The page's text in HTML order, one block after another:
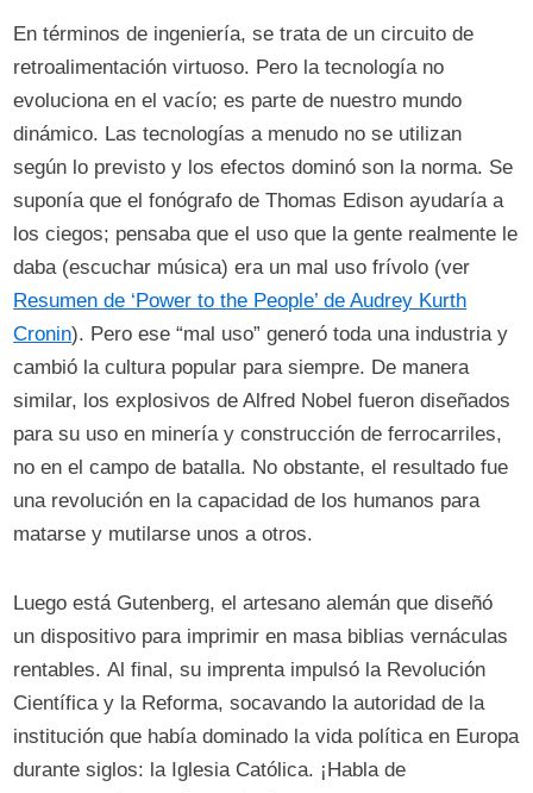
En términos de ingeniería, se trata de un circuito de
retroalimentación virtuoso. Pero la tecnología no
evoluciona en el vacío; es parte de nuestro mundo
dinámico. Las tecnologías a menudo no se utilizan
según lo previsto y los efectos dominó son la norma. Se
suponía que el fonógrafo de Thomas Edison ayudaría a
los ciegos; pensaba que el uso que la gente realmente le
daba (escuchar música) era un mal uso frívolo (ver
Resumen de ‘Power to the People’ de Audrey Kurth
Cronin). Pero ese “mal uso” generó toda una industria y
cambió la cultura popular para siempre. De manera
similar, los explosivos de Alfred Nobel fueron diseñados
para su uso en minería y construcción de ferrocarriles,
no en el campo de batalla. No obstante, el resultado fue
una revolución en la capacidad de los humanos para
matarse y mutilarse unos a otros.
Luego está Gutenberg, el artesano alemán que diseñó
un dispositivo para imprimir en masa biblias vernáculas
rentables. Al final, su imprenta impulsó la Revolución
Científica y la Reforma, socavando la autoridad de la
institución que había dominado la vida política en Europa
durante siglos: la Iglesia Católica. ¡Habla de